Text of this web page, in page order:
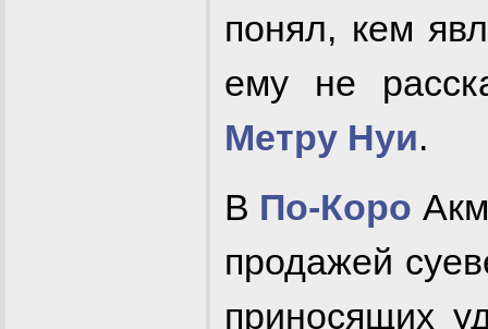
понял, кем
ему не
Метру Нуи.
В По-Коро
продажей
приносящих